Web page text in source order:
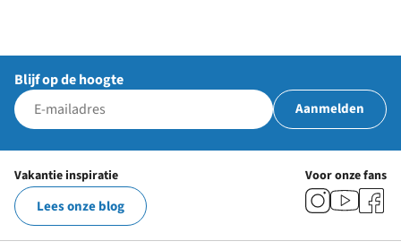
Blijf op de hoogte
Aanmelden
Vakantie inspiratie
Lees onze blog
Voor onze fans